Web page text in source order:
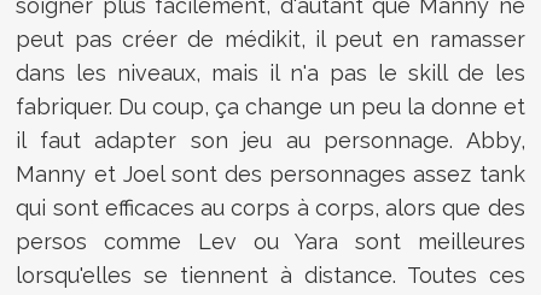
soigner plus facilement, d'autant que Manny ne
peut pas créer de médikit, il peut en ramasser
dans les niveaux, mais il n'a pas le skill de les
fabriquer. Du coup, ça change un peu la donne et
il faut adapter son jeu au personnage. Abby,
Manny et Joel sont des personnages assez tank
qui sont efficaces au corps à corps, alors que des
persos comme Lev ou Yara sont meilleures
lorsqu'elles se tiennent à distance. Toutes ces